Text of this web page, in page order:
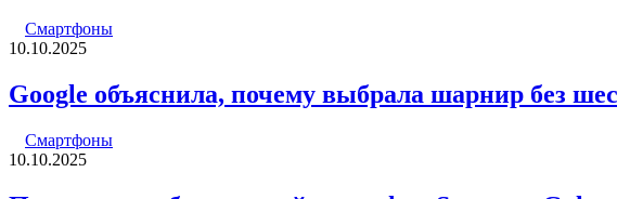
Смартфоны
10.10.2025
Google объяснила, почему выбрала шарнир без
Смартфоны
10.10.2025